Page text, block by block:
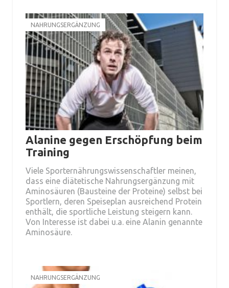
NAHRUNGSERGÄNZUNG
Alanine gegen Erschöpfung beim
Training
Viele Sporternährungswissenschaftler meinen,
dass eine diätetische Nahrungsergänzung mit
Aminosäuren (Bausteine der Proteine) selbst bei
Sportlern, deren Speiseplan ausreichend Protein
enthält, die sportliche Leistung steigern kann.
Von Interesse ist dabei u.a. eine Alanin genannte
Aminosäure.
NAHRUNGSERGÄNZUNG